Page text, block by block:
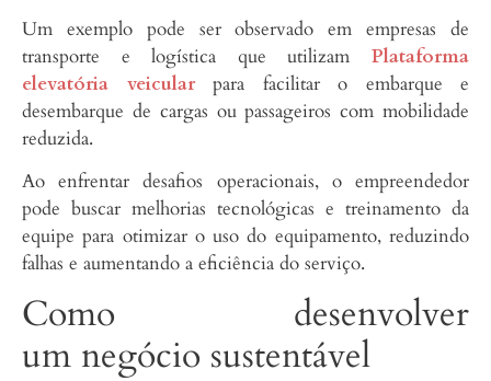
Um exemplo pode ser observado em empresas de
transporte e logística que utilizam Plataforma
elevatória veicularpara facilitar o embarque e
desembarque de cargas ou passageiros com mobilidade
reduzida.
Ao enfrentar desafios operacionais, o empreendedor
pode buscar melhorias tecnológicas e treinamento da
equipe para otimizar o uso do equipamento, reduzindo
falhas e aumentando a eficiência do serviço.
Como desenvolver
um negócio sustentável